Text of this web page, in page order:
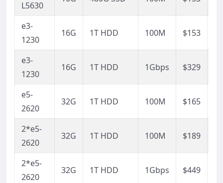
L5630
e3-
1230
16G 1T HDD 100M $153
e3-
1230
16G 1T HDD 1Gbps $329
e5-
2620
32G 1T HDD 100M $165
2*e5-
2620
32G 1T HDD 100M $189
2*e5-
2620
32G 1T HDD 1Gbps $449